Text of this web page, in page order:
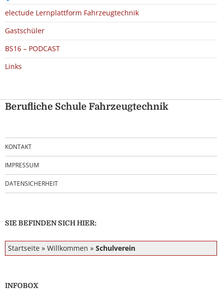
electude Lernplattform Fahrzeugtechnik
Gastschüler
BS16 – PODCAST
Links
Berufliche Schule Fahrzeugtechnik
KONTAKT
IMPRESSUM
DATENSICHERHEIT
SIE BEFINDEN SICH HIER:
Startseite » Willkommen » Schulverein
INFOBOX